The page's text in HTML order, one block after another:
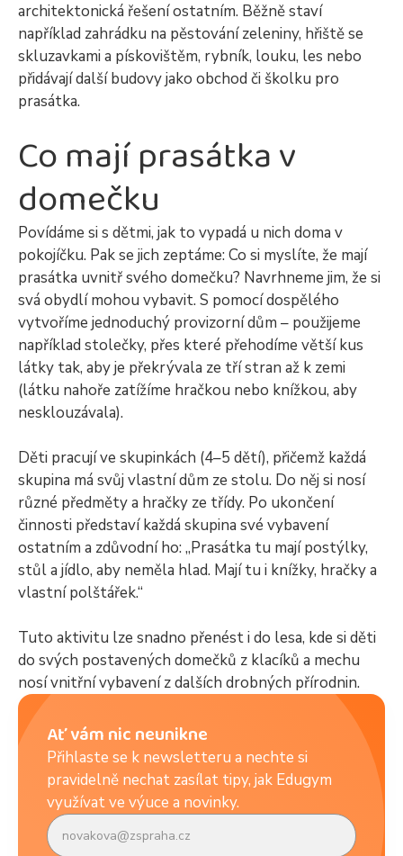
architektonická řešení ostatním. Běžně staví
například zahrádku na pěstování zeleniny, hřiště se
skluzavkami a pískovištěm, rybník, louku, les nebo
přidávají další budovy jako obchod či školku pro
prasátka.
Co mají prasátka v
domečku
Povídáme si s dětmi, jak to vypadá u nich doma v
pokojíčku. Pak se jich zeptáme: Co si myslíte, že mají
prasátka uvnitř svého domečku? Navrhneme jim, že si
svá obydlí mohou vybavit. S pomocí dospělého
vytvoříme jednoduchý provizorní dům – použijeme
například stolečky, přes které přehodíme větší kus
látky tak, aby je překrývala ze tří stran až k zemi
(látku nahoře zatížíme hračkou nebo knížkou, aby
nesklouzávala).
Děti pracují ve skupinkách (4–5 dětí), přičemž každá
skupina má svůj vlastní dům ze stolu. Do něj si nosí
různé předměty a hračky ze třídy. Po ukončení
činnosti představí každá skupina své vybavení
ostatním a zdůvodní ho: „Prasátka tu mají postýlky,
stůl a jídlo, aby neměla hlad. Mají tu i knížky, hračky a
vlastní polštářek.“
Tuto aktivitu lze snadno přenést i do lesa, kde si děti
do svých postavených domečků z klacíků a mechu
nosí vnitřní vybavení z dalších drobných přírodnin.
Ať vám nic neunikne
Přihlaste se k newsletteru a nechte si
pravidelně nechat zasílat tipy, jak Edugym
využívat ve výuce a novinky.